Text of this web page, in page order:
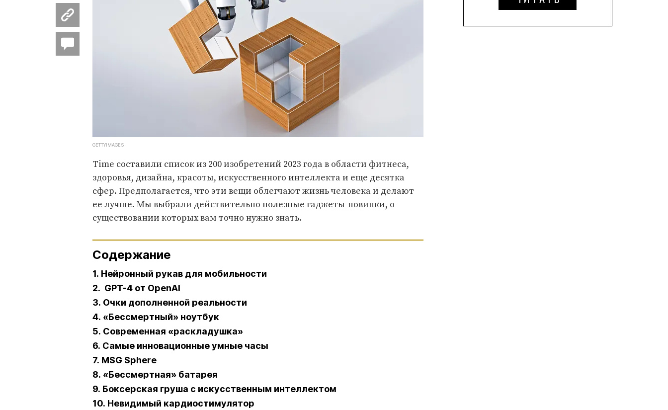
GETTYIMAGES
Time составили список из 200 изобретений 2023 года в области фитнеса,
здоровья, дизайна, красоты, искусственного интеллекта и еще десятка
сфер. Предполагается, что эти вещи облегчают жизнь человека и делают
ее лучше. Мы выбрали действительно полезные гаджеты-новинки, о
существовании которых вам точно нужно знать.
Содержание
1. Нейронный рукав для мобильности
2. GPT-4 от OpenAI
3. Очки дополненной реальности
4. «Бессмертный» ноутбук
5. Современная «раскладушка»
6. Самые инновационные умные часы
7. MSG Sphere
8. «Бессмертная» батарея
9. Боксерская груша с искусственным интеллектом
10. Невидимый кардиостимулятор